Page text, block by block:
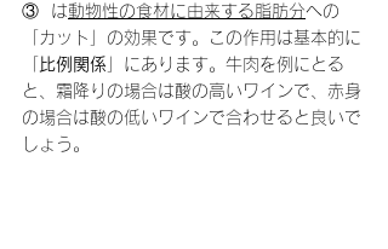
③  は動物性の食材に由来する脂肪分への
「カット」の効果です。この作用は基本的に
比例関係 」にあります。牛肉を例にとる
と、霜降りの場合は酸の高いワインで、赤身
の場合は酸の低いワインで合わせると良いで
しょう。